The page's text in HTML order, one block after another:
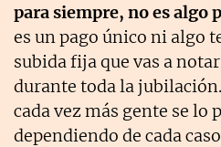
para siempre, no es algo
es un pago único ni algo
subida fija que vas a
durante toda la
cada vez más gente se lo
dependiendo de cada